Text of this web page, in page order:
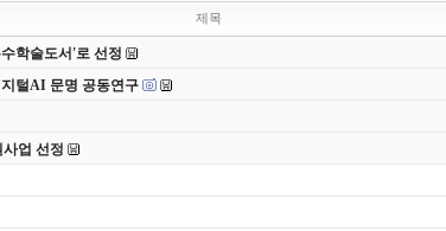
제목
학술도서'로 선정
털AI 문명 공동연구
업 선정